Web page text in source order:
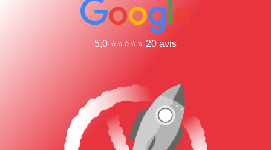
5,0 ⭐⭐⭐⭐⭐ 20 avis